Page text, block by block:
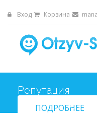
Вход Корзина
Репутация
от
ПОДРОБНЕЕ